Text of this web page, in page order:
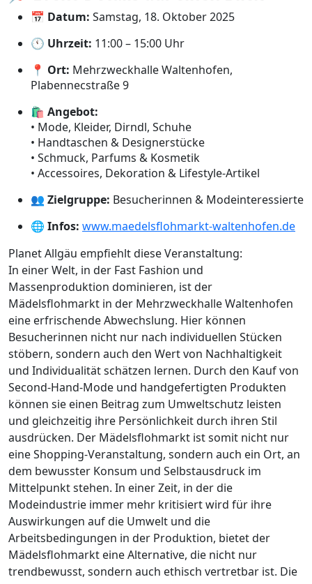
📅 Datum: Samstag, 18. Oktober 2025
🕚 Uhrzeit: 11:00 – 15:00 Uhr
📍 Ort: Mehrzweckhalle Waltenhofen,
Plabennecstraße 9
🛍️ Angebot:
• Mode, Kleider, Dirndl, Schuhe
• Handtaschen & Designerstücke
• Schmuck, Parfums & Kosmetik
• Accessoires, Dekoration & Lifestyle-Artikel
👥 Zielgruppe: Besucherinnen & Modeinteressierte
🌐 Infos: www.maedelsflohmarkt-waltenhofen.de
Planet Allgäu empfiehlt diese Veranstaltung:
In einer Welt, in der Fast Fashion und
Massenproduktion dominieren, ist der
Mädelsflohmarkt in der Mehrzweckhalle Waltenhofen
eine erfrischende Abwechslung. Hier können
Besucherinnen nicht nur nach individuellen Stücken
stöbern, sondern auch den Wert von Nachhaltigkeit
und Individualität schätzen lernen. Durch den Kauf von
Second-Hand-Mode und handgefertigten Produkten
können sie einen Beitrag zum Umweltschutz leisten
und gleichzeitig ihre Persönlichkeit durch ihren Stil
ausdrücken. Der Mädelsflohmarkt ist somit nicht nur
eine Shopping-Veranstaltung, sondern auch ein Ort, an
dem bewusster Konsum und Selbstausdruck im
Mittelpunkt stehen. In einer Zeit, in der die
Modeindustrie immer mehr kritisiert wird für ihre
Auswirkungen auf die Umwelt und die
Arbeitsbedingungen in der Produktion, bietet der
Mädelsflohmarkt eine Alternative, die nicht nur
trendbewusst, sondern auch ethisch vertretbar ist. Die